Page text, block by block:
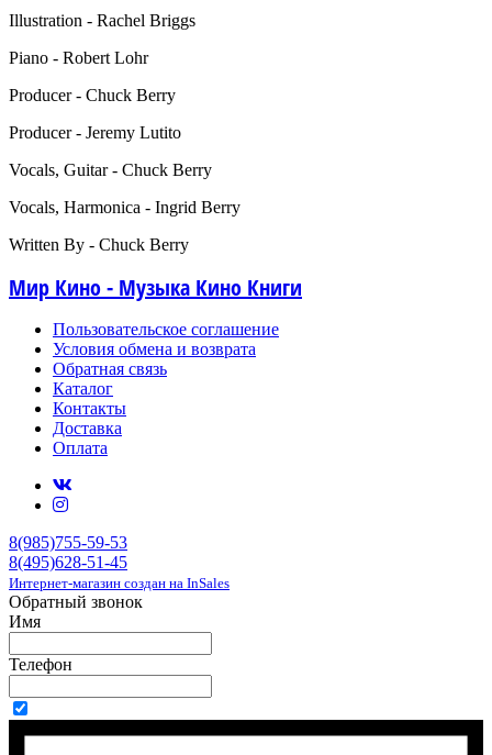
Illustration - Rachel Briggs
Piano - Robert Lohr
Producer - Chuck Berry
Producer - Jeremy Lutito
Vocals, Guitar - Chuck Berry
Vocals, Harmonica - Ingrid Berry
Written By - Chuck Berry
Мир Кино - Музыка Кино Книги
Пользовательское соглашение
Условия обмена и возврата
Обратная связь
Каталог
Контакты
Доставка
Оплата
8(985)755-59-53
8(495)628-51-45
Интернет-магазин создан на InSales
Обратный звонок
Имя
Телефон